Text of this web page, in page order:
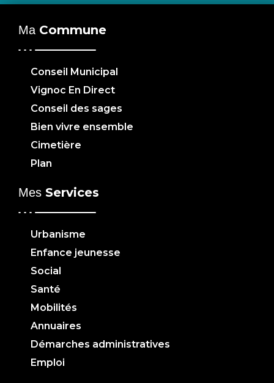
Ma Commune
Conseil Municipal
Vignoc En Direct
Conseil des sages
Bien vivre ensemble
Cimetière
Plan
Mes Services
Urbanisme
Enfance jeunesse
Social
Santé
Mobilités
Annuaires
Démarches administratives
Emploi